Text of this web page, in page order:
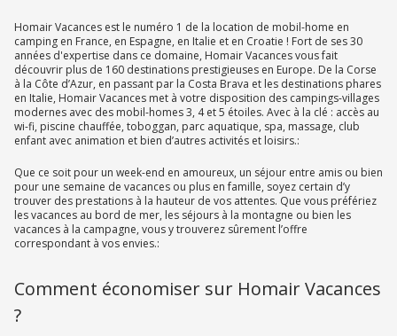
Homair Vacances est le numéro 1 de la location de mobil-home en
camping en France, en Espagne, en Italie et en Croatie ! Fort de ses 30
années d'expertise dans ce domaine, Homair Vacances vous fait
découvrir plus de 160 destinations prestigieuses en Europe. De la Corse
à la Côte d’Azur, en passant par la Costa Brava et les destinations phares
en Italie, Homair Vacances met à votre disposition des campings-villages
modernes avec des mobil-homes 3, 4 et 5 étoiles. Avec à la clé : accès au
wi-fi, piscine chauffée, toboggan, parc aquatique, spa, massage, club
enfant avec animation et bien d’autres activités et loisirs.:
Que ce soit pour un week-end en amoureux, un séjour entre amis ou bien
pour une semaine de vacances ou plus en famille, soyez certain d’y
trouver des prestations à la hauteur de vos attentes. Que vous préfériez
les vacances au bord de mer, les séjours à la montagne ou bien les
vacances à la campagne, vous y trouverez sûrement l’offre
correspondant à vos envies.:
Comment économiser sur Homair Vacances
?